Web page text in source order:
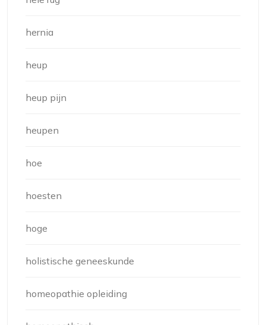
hernia
heup
heup pijn
heupen
hoe
hoesten
hoge
holistische geneeskunde
homeopathie opleiding